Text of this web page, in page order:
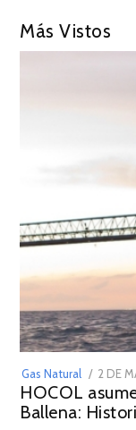
Más Vistos
Gas Natural
ON
2 DE
HOCOL
Ballena: